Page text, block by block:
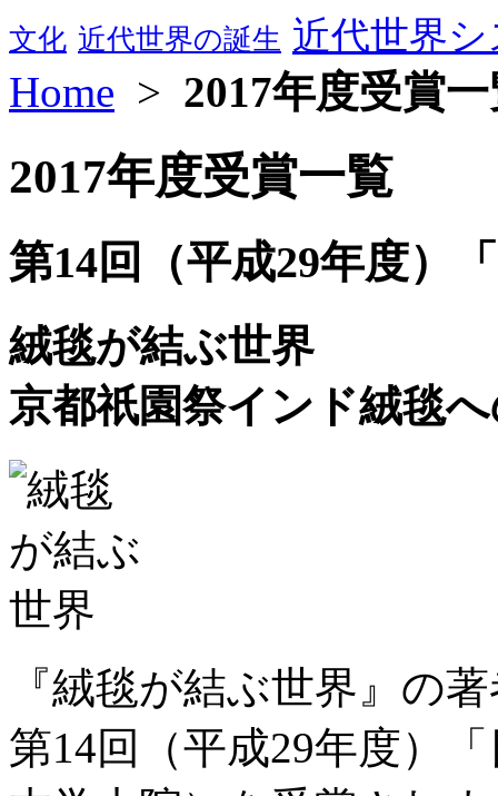
文化 近代世界の誕生 近代世界
Home > 2017年度受賞
2017年度受賞一覧
第14回（平成29年度）
絨毯が結ぶ世界
京都祇園祭インド絨毯
『絨毯が結ぶ世界』の
第14回（平成29年度）